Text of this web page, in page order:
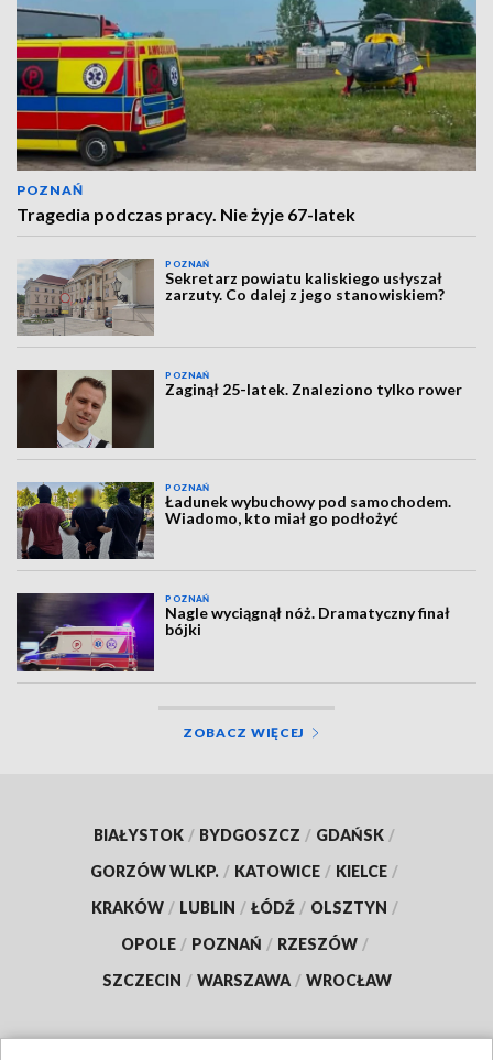
POZNAŃ
Tragedia podczas pracy. Nie żyje 67-latek
POZNAŃ
Sekretarz powiatu kaliskiego usłyszał
zarzuty. Co dalej z jego stanowiskiem?
POZNAŃ
Zaginął 25-latek. Znaleziono tylko rower
POZNAŃ
Ładunek wybuchowy pod samochodem.
Wiadomo, kto miał go podłożyć
POZNAŃ
Nagle wyciągnął nóż. Dramatyczny finał
bójki
ZOBACZ WIĘCEJ
BIAŁYSTOK / BYDGOSZCZ / GDAŃSK /
GORZÓW WLKP. / KATOWICE / KIELCE /
KRAKÓW / LUBLIN / ŁÓDŹ / OLSZTYN /
OPOLE / POZNAŃ / RZESZÓW /
SZCZECIN / WARSZAWA / WROCŁAW